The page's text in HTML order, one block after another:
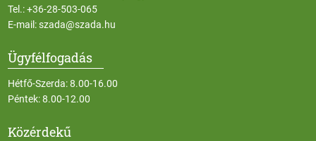
Tel.:+36-28-503-065
E-mail:szada@szada.hu
Ügyfélfogadás
Hétfő-Szerda: 8.00-16.00
Péntek: 8.00-12.00
Közérdekű